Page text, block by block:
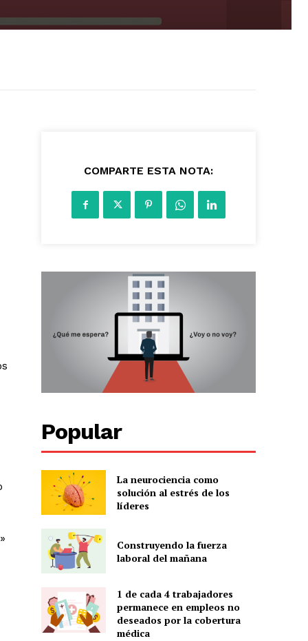
COMPARTE ESTA NOTA:
Popular
La neurociencia como
solución al estrés de los
líderes
Construyendo la fuerza
laboral del mañana
1 de cada 4 trabajadores
permanece en empleos no
deseados por la cobertura
médica